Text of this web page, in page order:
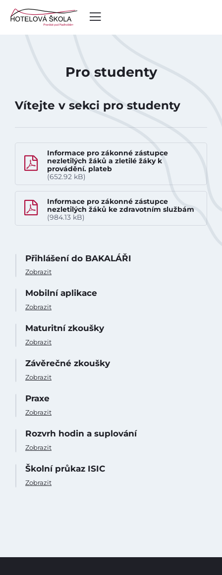
Úvod
Škola
Studium
Foto
Video a audio
Virtuální prohlídka
Kontakty
Pro studenty
Vítejte v sekci pro studenty
Informace pro zákonné zástupce
nezletilých žáků a zletilé žáky k
provádění. plateb
(652.92 kB)
Informace pro zákonné zástupce
nezletilých žáků ke zdravotním službám
(984.13 kB)
Přihlášení do BAKALÁŘI
Zobrazit
Mobilní aplikace
Zobrazit
Maturitní zkoušky
Zobrazit
Závěrečné zkoušky
Zobrazit
Praxe
Zobrazit
Rozvrh hodin a suplování
Zobrazit
Školní průkaz ISIC
Zobrazit